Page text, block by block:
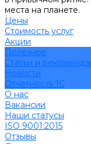
места на планете.
Цены
Стоимость услуг
Акции
Полезное
Cтатьи и
Новости
Отчетность 1С
О нас
Вакансии
Наши статусы
ISO 9001:2015
Отзывы